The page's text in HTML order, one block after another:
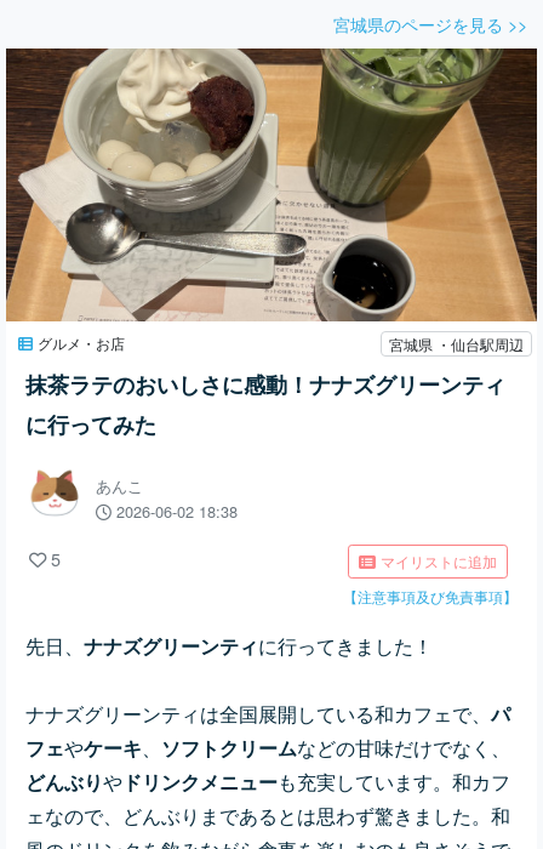
宮城県のページを見る >>
グルメ・お店 宮城県 ・仙台駅周辺
抹茶ラテのおいしさに感動！ナナズグリーンティ
に行ってみた
あんこ
2026-06-02 18:38
5
マイリストに追加
【注意事項及び免責事項】
先日、 ナナズグリーンティに行ってきました！
ナナズグリーンティは全国展開している和カフェで、パ
フェやケーキ、 ソフトクリームなどの甘味だけでなく、
どんぶりや ドリンクメニューも充実しています。和カフ
ェなので、どんぶりまであるとは思わず驚きました。和